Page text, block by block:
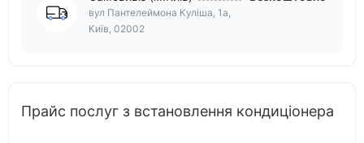
вул Пантелеймона Куліша, 1а,
Київ, 02002
Прайс послуг з встановлення кондиціонера